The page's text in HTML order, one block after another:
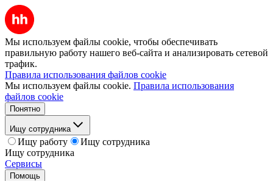
Мы используем файлы cookie, чтобы обеспечивать
правильную работу нашего веб-сайта и анализировать сетевой
трафик.
Правила использования файлов cookie
Мы используем файлы cookie. Правила использования
файлов cookie
Понятно
Ищу сотрудника
Ищу работу
Ищу сотрудника
Ищу сотрудника
Сервисы
Помощь